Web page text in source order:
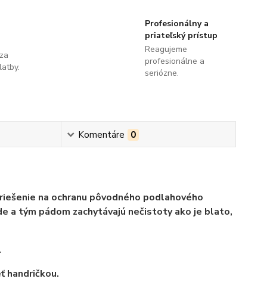
Profesionálny a
priateľský prístup
Reagujeme
profesionálne a
seriózne.
Komentáre 0
na ochranu pôvodného podlahového
a tým pádom zachytávajú nečistoty ako je blato,
handričkou.